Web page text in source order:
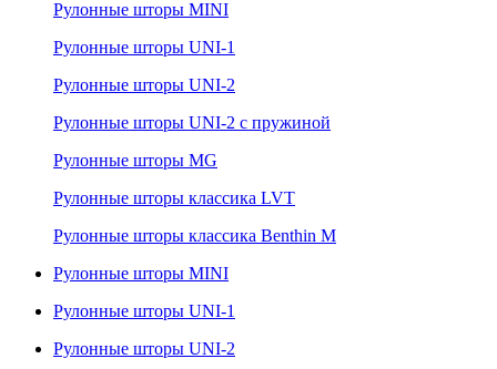
Рулонные шторы MINI
Рулонные шторы UNI-1
Рулонные шторы UNI-2
Рулонные шторы UNI-2 с пружиной
Рулонные шторы MG
Рулонные шторы классика LVT
Рулонные шторы классика Benthin M
Рулонные шторы MINI
Рулонные шторы UNI-1
Рулонные шторы UNI-2